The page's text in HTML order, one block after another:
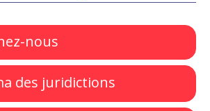
nous
des juridictions